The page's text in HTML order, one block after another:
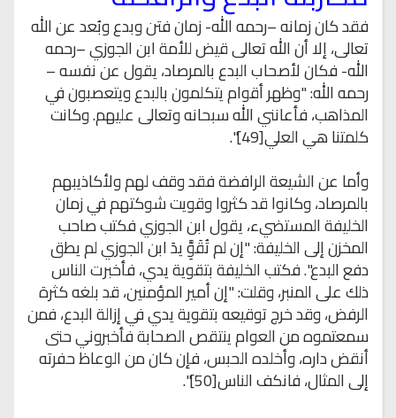
فقد كان زمانه –رحمه الله- زمان فتن وبدع وبُعد عن الله
تعالى، إلا أن الله تعالى قيض للأمة ابن الجوزي –رحمه
الله- فكان لأصحاب البدع بالمرصاد، يقول عن نفسه –
رحمه الله: "وظهر أقوام يتكلمون بالبدع ويتعصبون في
المذاهب، فأعانني الله سبحانه وتعالى عليهم. وكانت
كلمتنا هي العلي[49]".
وأما عن الشيعة الرافضة فقد وقف لهم ولأكاذيبهم
بالمرصاد، وكانوا قد كثروا وقويت شوكتهم في زمان
الخليفة المستضيء، يقول ابن الجوزي فكتب صاحب
المخزن إلى الخليفة: "إن لم تُقَوَِّ يدَ ابن الجوزي لم يطق
دفع البدع". فكتب الخليفة بتقوية يدي، فأخبرت الناس
ذلك على المنبر، وقلت: "إن أمير المؤمنين، قد بلغه كثرة
الرفض، وقد خرج توقيعه بتقوية يدي في إزالة البدع، فمن
سمعتموه من العوام ينتقص الصحابة فأخبروني حتى
أنقض داره، وأخلده الحبس، فإن كان من الوعاظ حفرته
إلى المثال، فانكف الناس[50]".